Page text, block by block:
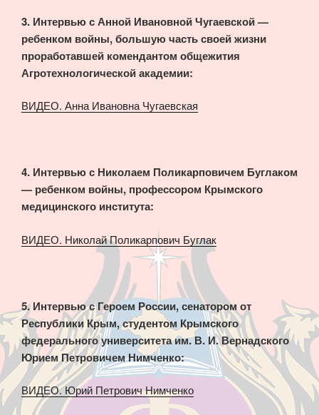
3. Интервью с Анной Ивановной Чугаевской —
ребенком войны, большую часть своей жизни
проработавшей комендантом общежития
Агротехнологической академии:
ВИДЕО. Анна Ивановна Чугаевская
4. Интервью с Николаем Поликарповичем Буглаком
— ребенком войны, профессором Крымского
медицинского института:
ВИДЕО. Николай Поликарпович Буглак
5. Интервью с Героем России, сенатором от
Республики Крым, студентом Крымского
федерального университета им. В. И. Вернадского
Юрием Петровичем Нимченко:
ВИДЕО. Юрий Петрович Нимченко